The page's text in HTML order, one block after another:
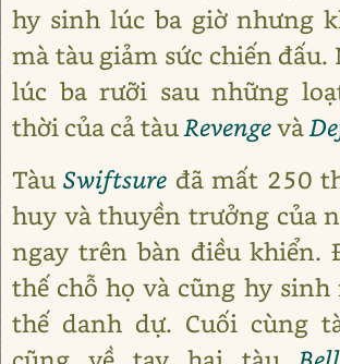
hy sinh lúc ba giờ nhưng
mà tàu giảm sức chiến đấu.
lúc ba rưỡi sau những
thời của cả tàuRevengevà
TàuSwiftsure đã mất 250
huy và thuyền trưởng của
ngay trên bàn điều khiển.
thế chỗ họ và cũng hy
thế danh dự. Cuối cùng